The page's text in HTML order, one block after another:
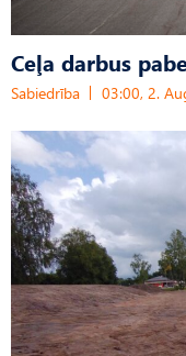
Ceļa darbus
Sabiedrība 03:00, 2.